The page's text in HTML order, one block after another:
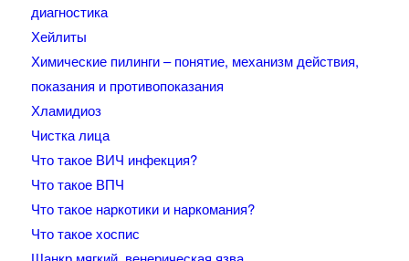
диагностика
Хейлиты
Химические пилинги – понятие, механизм действия,
показания и противопоказания
Хламидиоз
Чистка лица
Что такое ВИЧ инфекция?
Что такое ВПЧ
Что такое наркотики и наркомания?
Что такое хоспис